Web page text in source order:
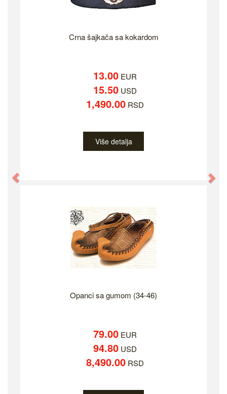
Crna šajkača sa kokardom
13.00EUR
15.50USD
1,490.00RSD
Više detalja
Opanci sa gumom (34-46)
79.00EUR
94.80USD
8,490.00RSD